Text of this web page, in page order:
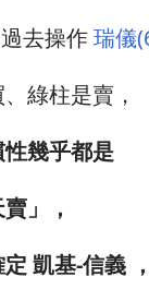
去操作瑞儀
綠柱是賣，
幾乎都是
」，
凱基-信義 ，